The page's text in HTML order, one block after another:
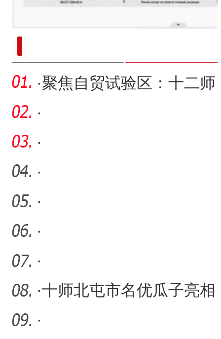
·聚焦自贸试验区：十二师
自贸试验区专班赴福州苏
州
·
·
·
·
·
·
·十师北屯市名优瓜子亮相
中国坚果果干食品展览会
·